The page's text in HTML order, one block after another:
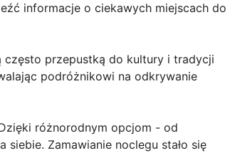
informacje o ciekawych miejscach do
często przepustką do kultury i tradycji
podróżnikowi na odkrywanie
różnorodnym opcjom - od
Zamawianie noclegu stało się